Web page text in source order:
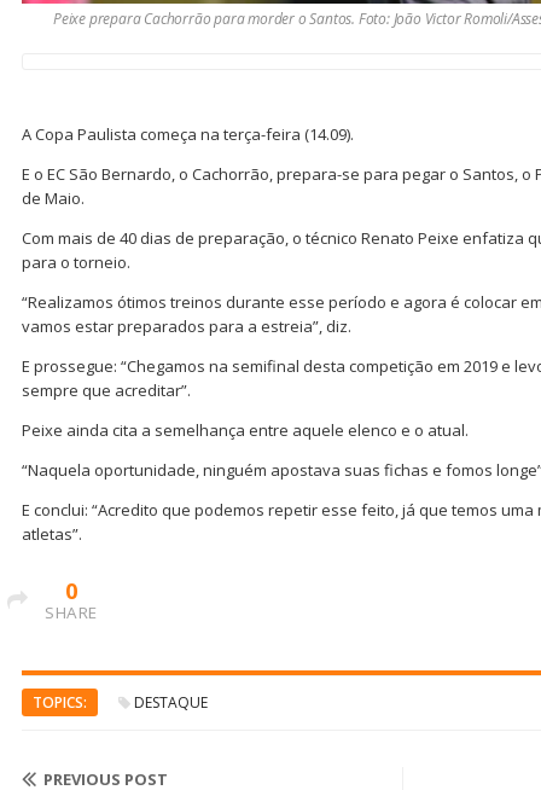
Peixe prepara Cachorrão para morder o Santos. Foto: João Victor Romoli/
A Copa Paulista começa na terça-feira (14.09).
E o EC São Bernardo, o Cachorrão, prepara-se para pegar o Santos, o
de Maio.
Com mais de 40 dias de preparação, o técnico Renato Peixe enfatiza
para o torneio.
“Realizamos ótimos treinos durante esse período e agora é colocar
vamos estar preparados para a estreia”, diz.
E prossegue: “Chegamos na semifinal desta competição em 2019 e
sempre que acreditar”.
Peixe ainda cita a semelhança entre aquele elenco e o atual.
“Naquela oportunidade, ninguém apostava suas fichas e fomos
E conclui: “Acredito que podemos repetir esse feito, já que temos
atletas”.
0
SHARE
TOPICS: DESTAQUE
PREVIOUS POST